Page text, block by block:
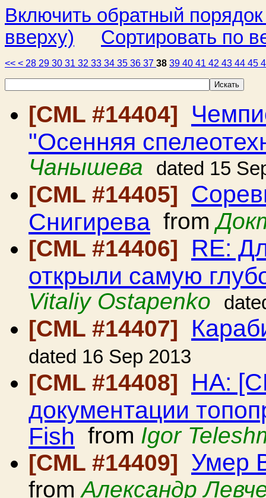
Включить обратный
вверху)
Сортировать по
<< < 28 29 30 31 32 33 34 35 36 37 38 39 40 41 42 43 44 45
[CML #14404]
"Осенняя
Чанышева
dated 15
[CML #14405]
Снигирева from
[CML #14406]
RE:
открыли самую
Vitaliy Ostapenko
[CML #14407]
dated 16 Sep 2013
[CML #14408] HA:
документации
Fish from Igor
[CML #14409] Умер
fromАлександр